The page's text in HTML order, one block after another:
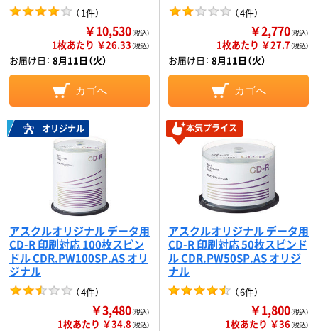
（1件）
￥10,530（税込）
1枚あたり ￥26.33（税込）
お届け日： 8月11日（火）
カゴへ
（4件）
￥2,770（税込）
1枚あたり ￥27.7（税込）
お届け日： 8月11日（火）
カゴへ
オリジナル
アスクルオリジナル データ用
CD-R 印刷対応 100枚スピン
ドル CDR.PW100SP.AS オリ
ジナル
（4件）
￥3,480（税込）
1枚あたり ￥34.8（税込）
本気プライス
アスクルオリジナル データ用
CD-R 印刷対応 50枚スピンド
ル CDR.PW50SP.AS オリジ
ナル
（6件）
￥1,800（税込）
1枚あたり ￥36（税込）